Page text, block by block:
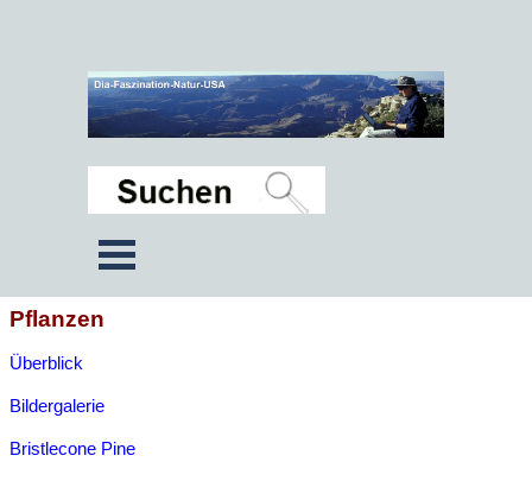
Pflanzen
Überblick
Bildergalerie
Bristlecone Pine